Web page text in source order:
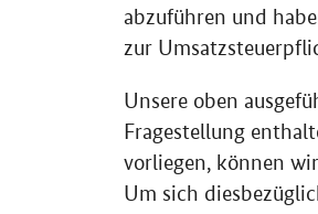
abzuführen und
zur
Unsere oben
Fragestellung
vorliegen, können
Um sich